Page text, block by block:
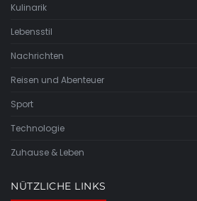
Kulinarik
Lebensstil
Nachrichten
Reisen und Abenteuer
Sport
Technologie
Zuhause & Leben
NÜTZLICHE LINKS